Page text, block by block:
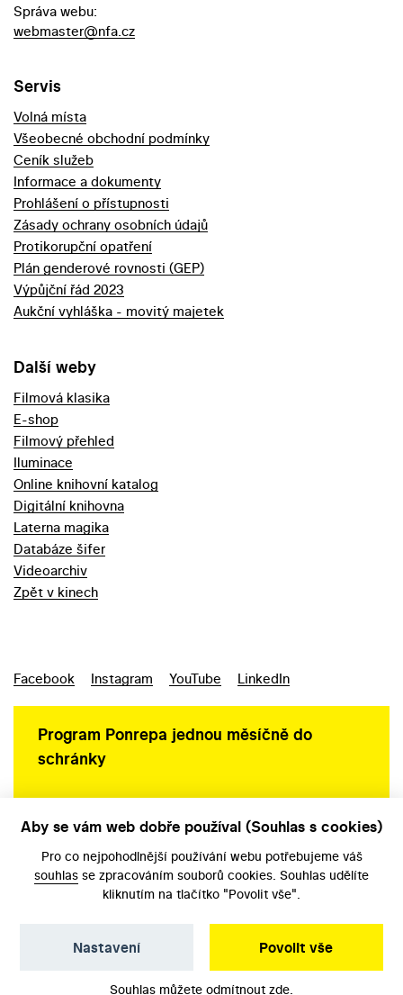
Správa webu:
webmaster@nfa.cz
Servis
Volná místa
Všeobecné obchodní podmínky
Ceník služeb
Informace a dokumenty
Prohlášení o přístupnosti
Zásady ochrany osobních údajů
Protikorupční opatření
Plán genderové rovnosti (GEP)
Výpůjční řád 2023
Aukční vyhláška - movitý majetek
Další weby
Filmová klasika
E-shop
Filmový přehled
Iluminace
Online knihovní katalog
Digitální knihovna
Laterna magika
Databáze šifer
Videoarchiv
Zpět v kinech
Facebook Instagram YouTube LinkedIn
Program Ponrepa jednou měsíčně do
schránky
Aby se vám web dobře používal (Souhlas s cookies)
Pro co nejpohodlnější používání webu potřebujeme váš
souhlas se zpracováním souborů cookies. Souhlas udělíte
kliknutím na tlačítko "Povolit vše".
Povolit vše
Nastavení
Souhlas můžete odmítnout zde